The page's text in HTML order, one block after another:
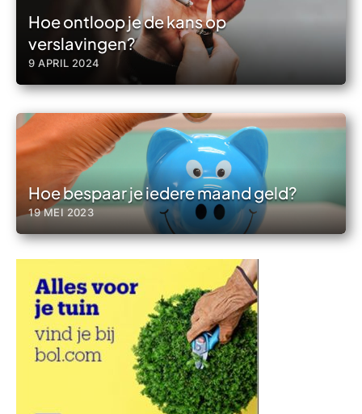
Hoe ontloop je de kans op
verslavingen?
9 APRIL 2024
Hoe bespaar je iedere maand geld?
19 MEI 2023